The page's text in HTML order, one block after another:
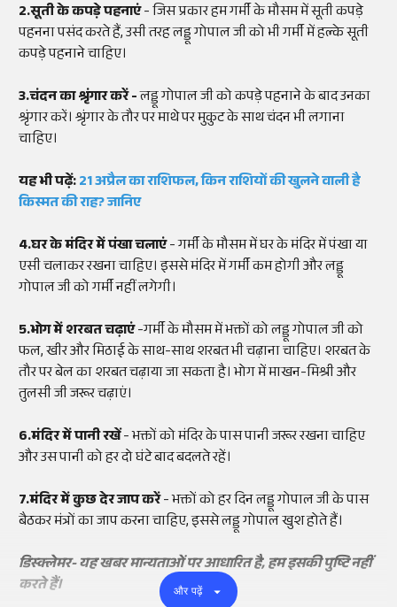
2.सूती के कपड़े पहनाएं- जिस प्रकार हम गर्मी के मौसम में सूती कपड़े
पहनना पसंद करते हैं, उसी तरह लड्डू गोपाल जी को भी गर्मी में हल्के सूती
कपड़े पहनाने चाहिए।
3.चंदन का श्रृंगार करें -लड्डू गोपाल जी को कपड़े पहनाने के बाद उनका
श्रृंगार करें। श्रृंगार के तौर पर माथे पर मुकुट के साथ चंदन भी लगाना
चाहिए।
यह भी पढ़ें:21 अप्रैल का राशिफल, किन राशियों की खुलने वाली है
किस्मत की राह? जानिए
4.घर के मंदिर में पंखा चलाएं- गर्मी के मौसम में घर के मंदिर में पंखा या
एसी चलाकर रखना चाहिए। इससे मंदिर में गर्मी कम होगी और लड्डू
गोपाल जी को गर्मी नहीं लगेगी।
5.भोग में शरबत चढ़ाएं-गर्मी के मौसम में भक्तों को लड्डू गोपाल जी को
फल, खीर और मिठाई के साथ-साथ शरबत भी चढ़ाना चाहिए। शरबत के
तौर पर बेल का शरबत चढ़ाया जा सकता है। भोग में माखन-मिश्री और
तुलसी जी जरूर चढ़ाएं।
6.मंदिर में पानी रखें- भक्तों को मंदिर के पास पानी जरूर रखना चाहिए
और उस पानी को हर दो घंटे बाद बदलते रहें।
7.मंदिर में कुछ देर जाप करें- भक्तों को हर दिन लड्डू गोपाल जी के पास
बैठकर मंत्रों का जाप करना चाहिए, इससे लड्डू गोपाल खुश होते हैं।
डिस्क्लेमर- यह खबर मान्यताओं पर आधारित है, हम इसकी पुष्टि नहीं
करते हैं।
और पढ़ें